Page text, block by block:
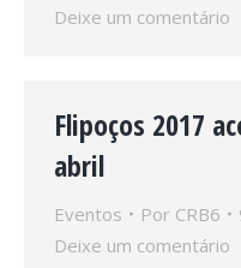
Deixe um comentário
Flipoços 2017
abril
Eventos Por CRB6
Deixe um comentário